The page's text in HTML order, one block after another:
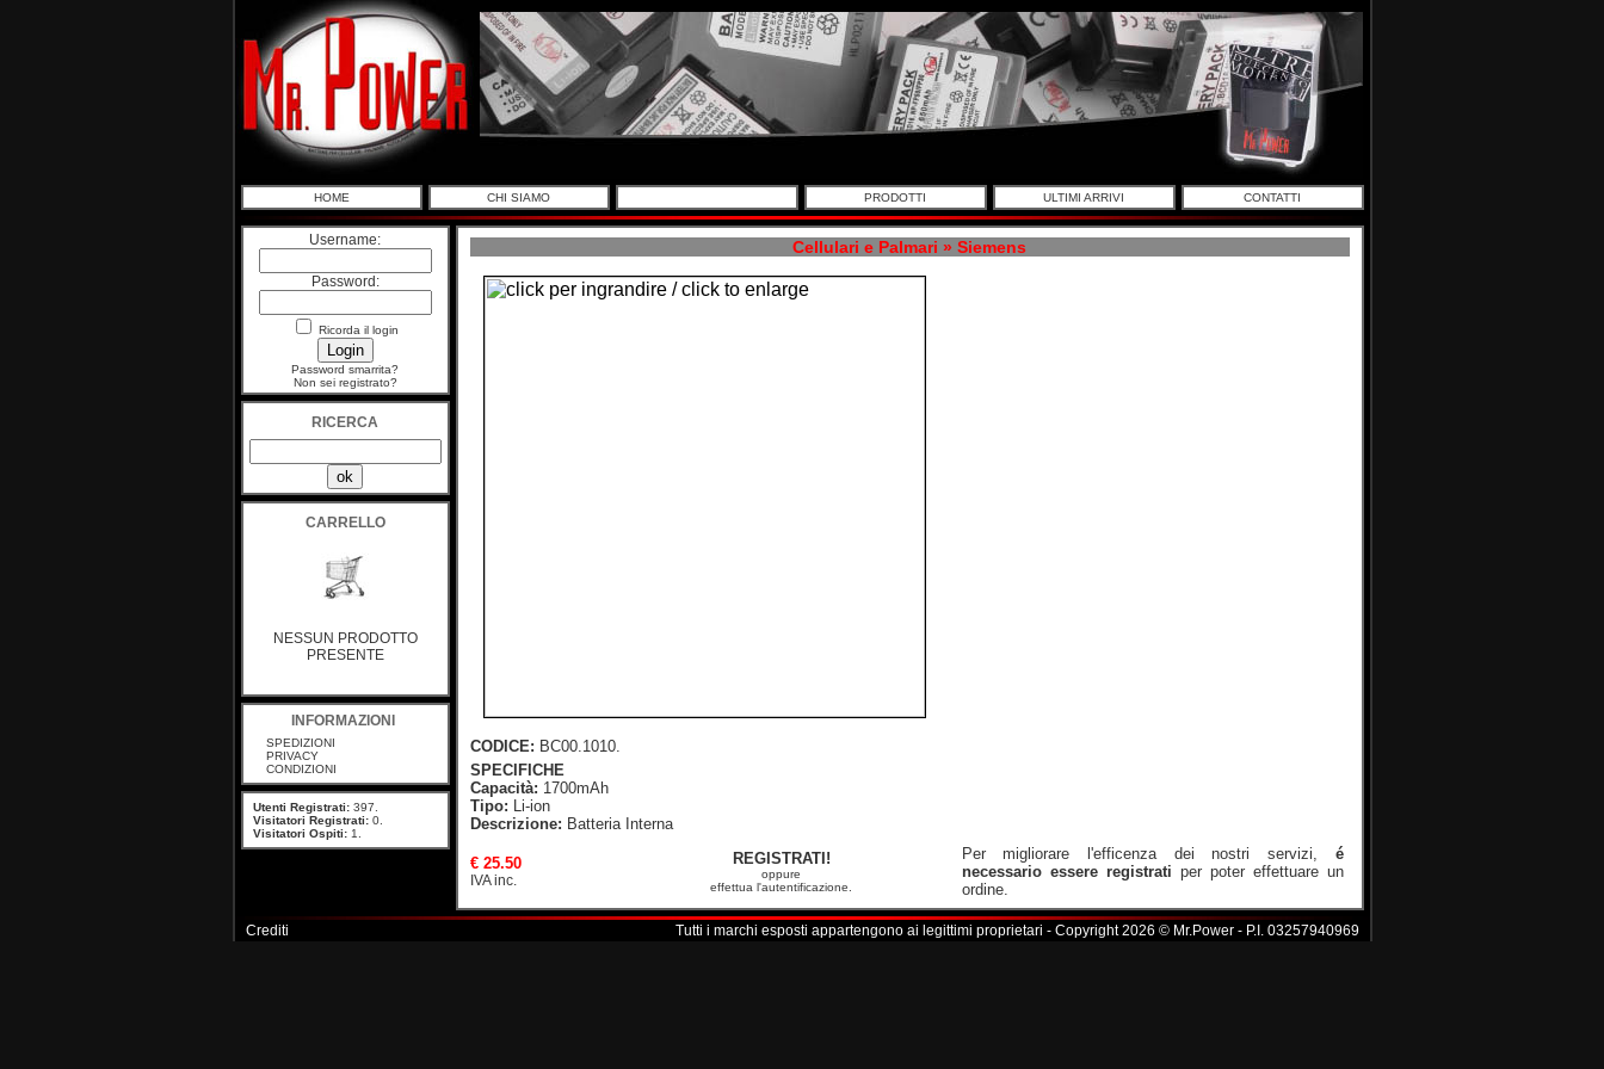
HOME CHI SIAMO PRODOTTI ULTIMI ARRIVI CONTATTI
Username:
Password:
Ricorda il login
Password smarrita?
Non sei registrato?
RICERCA
CARRELLO
NESSUN PRODOTTO
PRESENTE
INFORMAZIONI
SPEDIZIONI
PRIVACY
CONDIZIONI
Utenti Registrati:397.
Visitatori Registrati:0.
Visitatori Ospiti:1.
Cellulari e Palmari » Siemens
CODICE: BC00.1010.
SPECIFICHE
Capacità: 1700mAh
Tipo: Li-ion
Descrizione: Batteria Interna
€ 25.50
IVA inc.
REGISTRATI!
oppure
effettua l'autentificazione.
Per migliorare l'efficenza dei nostri servizi, é
necessario essere registrati per poter effettuare un
ordine.
Crediti Tutti i marchi esposti appartengono ai legittimi proprietari - Copyright 2026 © Mr.Power - P.I. 03257940969